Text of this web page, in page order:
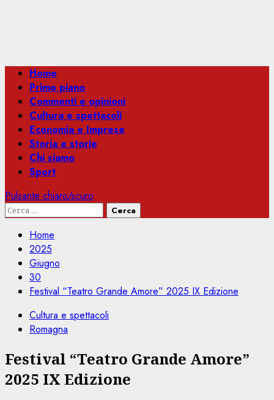
Menu
principale
Home
Primo piano
Commenti e opinioni
Cultura e spettacoli
Economia e Imprese
Storia e storie
Chi siamo
Sport
Pulsante chiaro/scuro
Ricerca
Home
2025
Giugno
30
Festival “Teatro Grande Amore” 2025 IX Edizione
Cultura e spettacoli
Romagna
Festival “Teatro Grande Amore”
2025 IX Edizione